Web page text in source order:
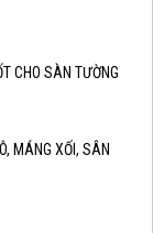
CHO SÀN TƯỜNG
MÁNG XỐI, SÂN